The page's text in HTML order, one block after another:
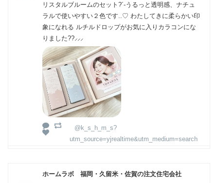
リスタルブルームのセット?´-うるっと透明感、ナチュ
ラルで使いやすい２色です..♡ わたしてきに柔らかい印
象になれる ルチルドロップがお気に入りカラコンにな
りました??⸝⸝⸝
@k_s_h_m_s?
utm_source=yjrealtime&utm_medium=search
ホームラボ 福岡・久留米・佐賀の注文住宅会社